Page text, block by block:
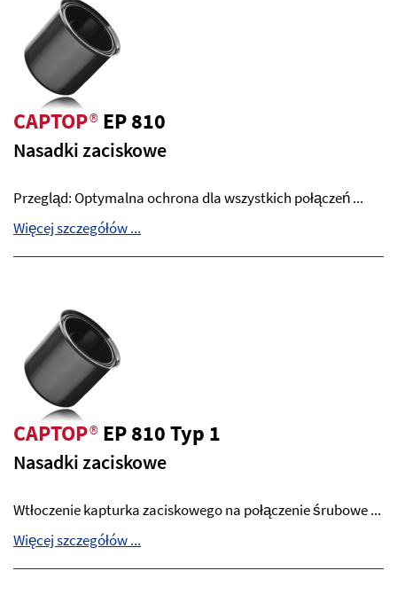
CAPTOP®EP 810
Nasadki zaciskowe
Przegląd: Optymalna ochrona dla wszystkich połączeń ...
Więcej szczegółów ...
CAPTOP®EP 810 Typ 1
Nasadki zaciskowe
Wtłoczenie kapturka zaciskowego na połączenie śrubowe ...
Więcej szczegółów ...